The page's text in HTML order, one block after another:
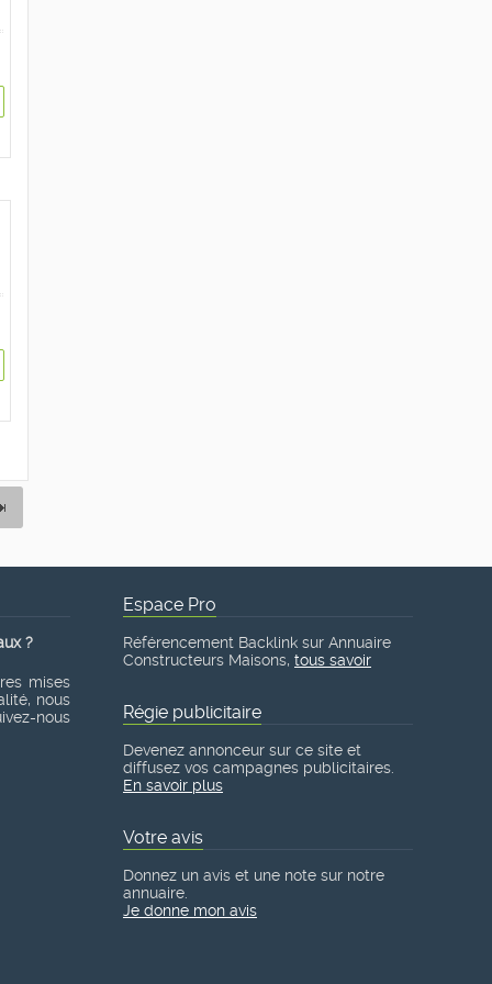
?
mises
nous
nous
Espace Pro
Référencement Backlink sur Annuaire
Constructeurs Maisons, tous savoir
Régie publicitaire
Devenez annonceur sur ce site et
diffusez vos campagnes publicitaires.
En savoir plus
Votre avis
Donnez un avis et une note sur notre
annuaire.
Je donne mon avis